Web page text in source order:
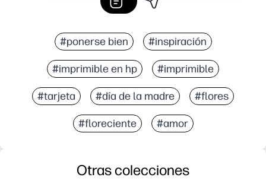
#ponerse bien #inspiración
#imprimible en hp #imprimible
#tarjeta #día de la madre #flores
#floreciente #amor
Otras colecciones